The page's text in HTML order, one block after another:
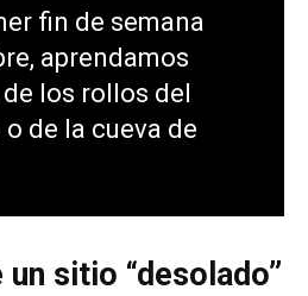
fin de semana
aprendamos
los rollos del
de la cueva de
sitio “desolado”